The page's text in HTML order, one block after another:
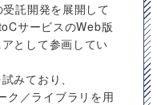
託開発を展開して
サービスのWeb版
として参画してい
みており、
ク／ライブラリを用